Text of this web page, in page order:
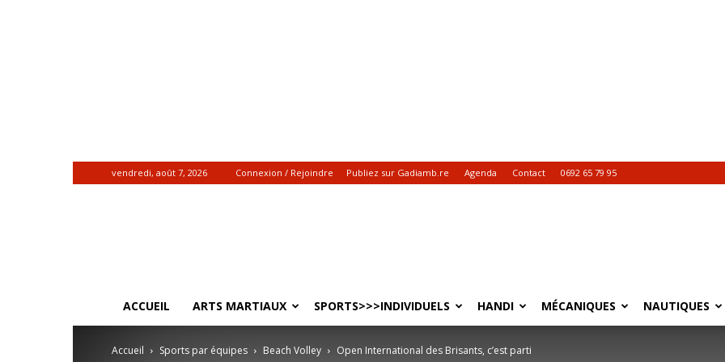
vendredi, août 7, 2026 Connexion / Rejoindre Publiez sur Gadiamb.re Agenda Contact 0692 65 79 95
ACCUEIL ARTS MARTIAUX SPORTS>>>INDIVIDUELS HANDI MÉCANIQUES NAUTIQUES
Accueil Sports par équipes Beach Volley Open International des Brisants, c’est parti